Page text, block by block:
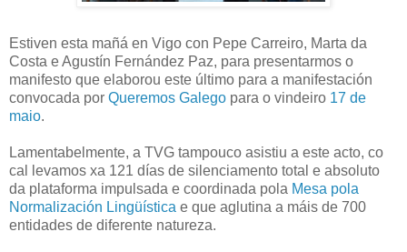
Estiven esta mañá en Vigo con Pepe Carreiro, Marta da
Costa e Agustín Fernández Paz, para presentarmos o
manifesto que elaborou este último para a manifestación
convocada por Queremos Galego para o vindeiro 17 de
maio.
Lamentabelmente, a TVG tampouco asistiu a este acto, co
cal levamos xa 121 días de silenciamento total e absoluto
da plataforma impulsada e coordinada pola Mesa pola
Normalización Lingüística e que aglutina a máis de 700
entidades de diferente natureza.